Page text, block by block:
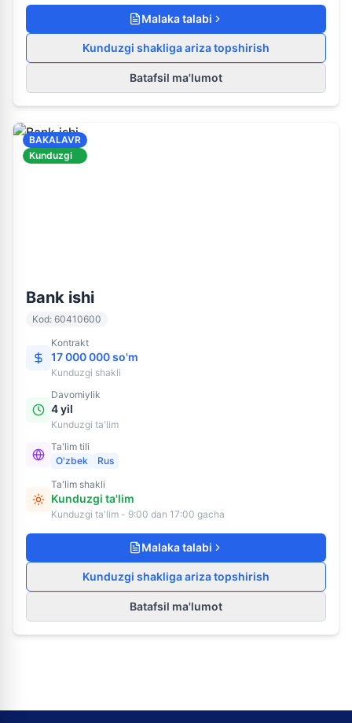
Malaka talabi
Kunduzgi shakliga ariza topshirish
Batafsil ma'lumot
BAKALAVR
Kunduzgi
Bank ishi
Kod: 60410600
Kontrakt
17 000 000 so'm
Kunduzgi shakli
Davomiylik
4 yil
Kunduzgi ta'lim
Ta'lim tili
O'zbek
Rus
Ta'lim shakli
Kunduzgi ta'lim
Kunduzgi ta'lim - 9:00 dan 17:00 gacha
Malaka talabi
Kunduzgi shakliga ariza topshirish
Batafsil ma'lumot